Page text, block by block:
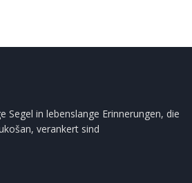
Segel in lebenslange Erinnerungen, die
verankert sind